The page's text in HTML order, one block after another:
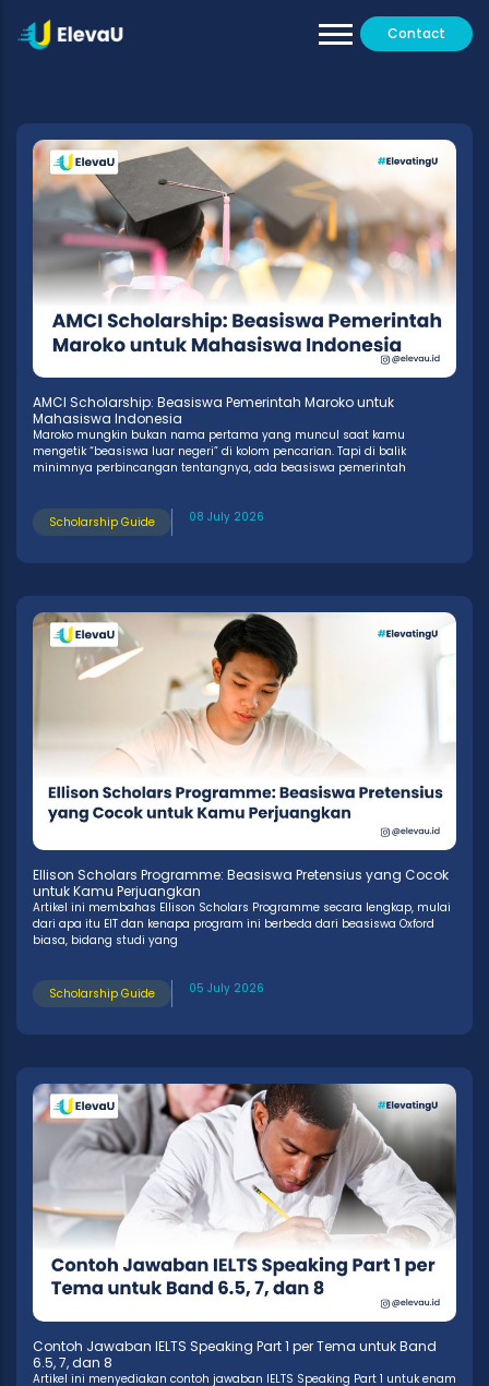
Testimoni
Contact
AMCI Scholarship: Beasiswa Pemerintah Maroko untuk
Mahasiswa Indonesia
Maroko mungkin bukan nama pertama yang muncul saat kamu
mengetik “beasiswa luar negeri” di kolom pencarian. Tapi di balik
minimnya perbincangan tentangnya, ada beasiswa pemerintah
Scholarship Guide 08 July 2026
Ellison Scholars Programme: Beasiswa Pretensius yang Cocok
untuk Kamu Perjuangkan
Artikel ini membahas Ellison Scholars Programme secara lengkap, mulai
dari apa itu EIT dan kenapa program ini berbeda dari beasiswa Oxford
biasa, bidang studi yang
Scholarship Guide 05 July 2026
Contoh Jawaban IELTS Speaking Part 1 per Tema untuk Band
6.5, 7, dan 8
Artikel ini menyediakan contoh jawaban IELTS Speaking Part 1 untuk enam